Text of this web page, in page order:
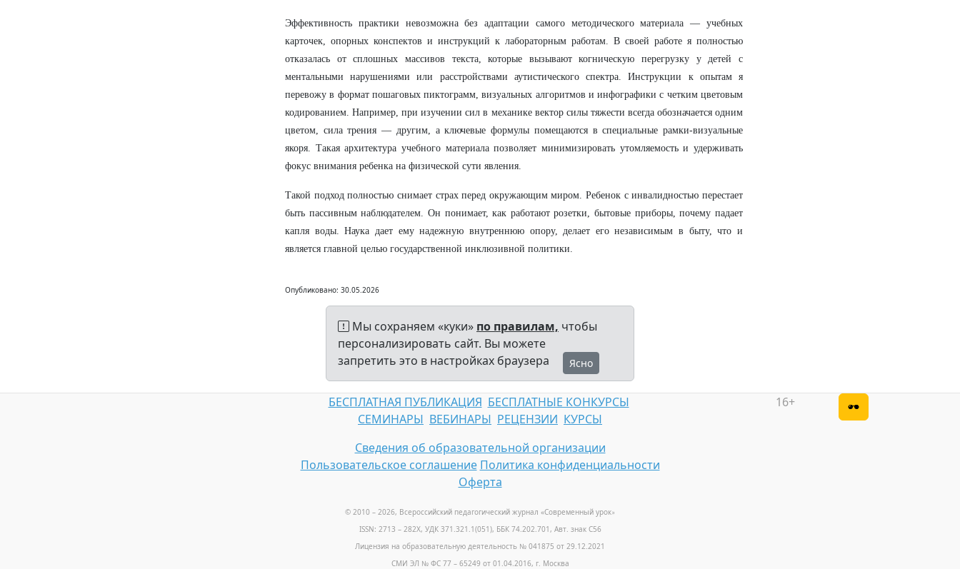
Эффективность практики невозможна без адаптации самого методического материала — учебных
карточек, опорных конспектов и инструкций к лабораторным работам. В своей работе я полностью
отказалась от сплошных массивов текста, которые вызывают когническую перегрузку у детей с
ментальными нарушениями или расстройствами аутистического спектра. Инструкции к опытам я
перевожу в формат пошаговых пиктограмм, визуальных алгоритмов и инфографики с четким цветовым
кодированием. Например, при изучении сил в механике вектор силы тяжести всегда обозначается одним
цветом, сила трения — другим, а ключевые формулы помещаются в специальные рамки-визуальные
якоря. Такая архитектура учебного материала позволяет минимизировать утомляемость и удерживать
фокус внимания ребенка на физической сути явления.
Такой подход полностью снимает страх перед окружающим миром. Ребенок с инвалидностью перестает
быть пассивным наблюдателем. Он понимает, как работают розетки, бытовые приборы, почему падает
капля воды. Наука дает ему надежную внутреннюю опору, делает его независимым в быту, что и
является главной целью государственной инклюзивной политики.
Опубликовано: 30.05.2026
Мы сохраняем «куки» по правилам, чтобы
персонализировать сайт. Вы можете
запретить это в настройках браузера
Ясно
БЕСПЛАТНАЯ ПУБЛИКАЦИЯ БЕСПЛАТНЫЕ КОНКУРСЫ
СЕМИНАРЫ ВЕБИНАРЫ РЕЦЕНЗИИ КУРСЫ
Сведения об образовательной организации
Пользовательское соглашение Политика конфиденциальности
Оферта
© 2010 – 2026, Всероссийский педагогический журнал «Современный урок»
ISSN: 2713 – 282X, УДК 371.321.1(051), ББК 74.202.701, Авт. знак С56
Лицензия на образовательную деятельность № 041875 от 29.12.2021
СМИ ЭЛ № ФС 77 – 65249 от 01.04.2016, г. Москва
16+